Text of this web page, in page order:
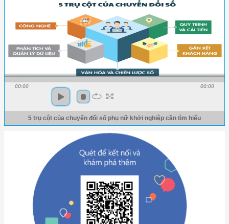
00:00 00:00
5 trụ cột của chuyển đổi số phụ nữ khởi nghiệp cần tìm hiểu